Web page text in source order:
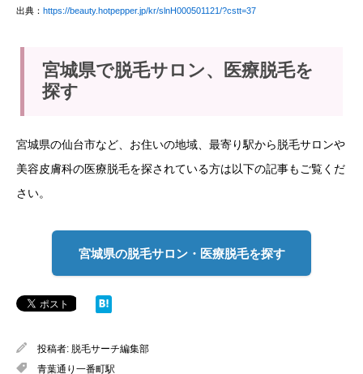
出典： https://beauty.hotpepper.jp/kr/slnH000501121/?cstt=37
宮城県で脱毛サロン、医療脱毛を
探す
宮城県の仙台市など、お住いの地域、最寄り駅から脱毛サロンや
美容皮膚科の医療脱毛を探されている方は以下の記事もご覧くだ
さい。
宮城県の脱毛サロン・医療脱毛を探す
投稿者: 脱毛サーチ編集部
青葉通り一番町駅